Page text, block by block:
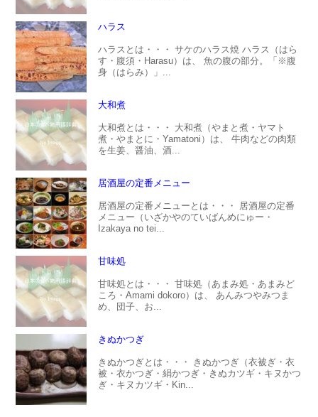
ハラス
ハラスとは・・・ サケのハラス焼 ハラス（はら
す・腹須・Harasu）は、 魚の腹の部分。「※腹
身（はらみ）」...
大和煮
大和煮とは・・・ 大和煮（やまと煮・ヤマト
煮・やまとに・Yamatoni）は、 牛肉などの肉類
を生姜、醤油、酒...
居酒屋の定番メニュー
居酒屋の定番メニューとは・・・ 居酒屋の定番
メニュー（いざかやのていばんめにゅー・
Izakaya no tei...
甘味処
甘味処とは・・・ 甘味処（あまみ処・あまみど
ころ・Amami dokoro）は、 あんみつやみつま
め、団子、お...
きぬかつぎ
きぬかつぎとは・・・ きぬかつぎ（衣被ぎ・衣
被・衣かつぎ・絹かつぎ・きぬカツギ・キヌかつ
ぎ・キヌカツギ・Kin...